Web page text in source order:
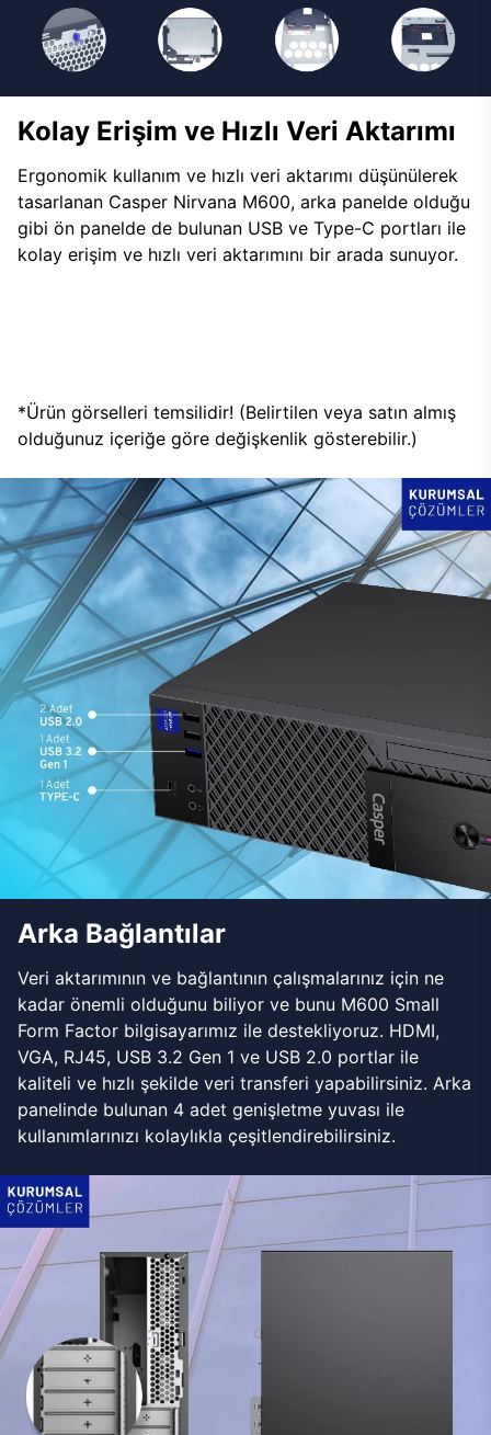
Kolay Erişim ve Hızlı Veri Aktarımı
Ergonomik kullanım ve hızlı veri aktarımı düşünülerek
tasarlanan Casper Nirvana M600, arka panelde olduğu
gibi ön panelde de bulunan USB ve Type-C portları ile
kolay erişim ve hızlı veri aktarımını bir arada sunuyor.
*Ürün görselleri temsilidir! (Belirtilen veya satın almış
olduğunuz içeriğe göre değişkenlik gösterebilir.)
Arka Bağlantılar
Veri aktarımının ve bağlantının çalışmalarınız için ne
kadar önemli olduğunu biliyor ve bunu M600 Small
Form Factor bilgisayarımız ile destekliyoruz. HDMI,
VGA, RJ45, USB 3.2 Gen 1 ve USB 2.0 portlar ile
kaliteli ve hızlı şekilde veri transferi yapabilirsiniz. Arka
panelinde bulunan 4 adet genişletme yuvası ile
kullanımlarınızı kolaylıkla çeşitlendirebilirsiniz.